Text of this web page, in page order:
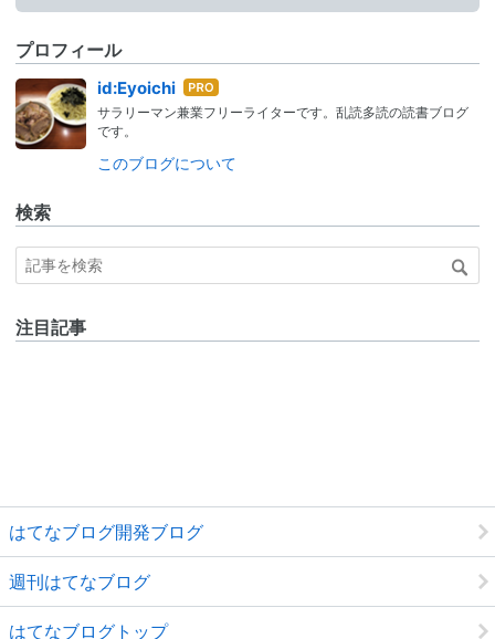
プロフィール
id:Eyoichi はて
なブ
サラリーマン兼業フリーライターです。乱読多読の読書ブログ
です。
このブログについて
検索
注目記事
はてなブログ開発ブログ
週刊はてなブログ
はてなブログトップ